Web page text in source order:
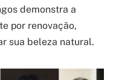
demonstra a
por renovação,
sua beleza natural.